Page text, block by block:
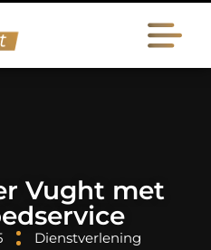
Vught met
Dienstverlening